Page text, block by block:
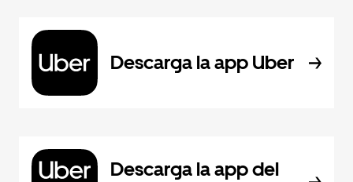
Descarga la app Uber
Descarga la app del